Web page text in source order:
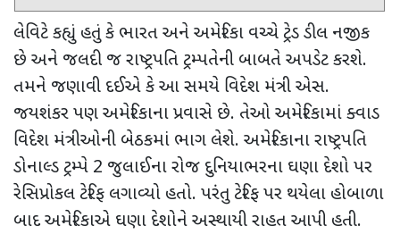
લેવિટે કહ્યું હતું કે ભારત અને અમેરિકા વચ્ચે ટ્રેડ ડીલ નજીક
છે અને જલદી જ રાષ્ટ્રપતિ ટ્રમ્પતેની બાબતે અપડેટ કરશે.
તમને જણાવી દઈએ કે આ સમયે વિદેશ મંત્રી એસ.
જયશંકર પણ અમેરિકાના પ્રવાસે છે. તેઓ અમેરિકામાં ક્વાડ
વિદેશ મંત્રીઓની બેઠકમાં ભાગ લેશે. અમેરિકાના રાષ્ટ્રપતિ
ડોનાલ્ડ ટ્રમ્પે 2 જુલાઈના રોજ દુનિયાભરના ઘણા દેશો પર
રેસિપ્રોકલ ટેરિફ લગાવ્યો હતો. પરંતુ ટેરિફ પર થયેલા હોબાળા
બાદઅમેરિકાએ ઘણા દેશોને અસ્થાયી રાહત આપી હતી.